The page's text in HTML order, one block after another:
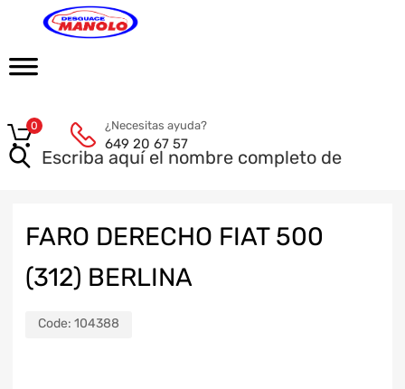
¿Necesitas ayuda?
649 20 67 57
0
FARO DERECHO FIAT 500
(312) BERLINA
Code: 104388